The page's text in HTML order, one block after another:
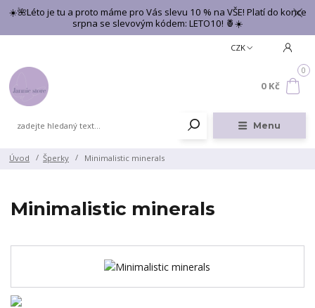
☀️🌺Léto je tu a proto máme pro Vás slevu 10 % na VŠE! Platí do konce
srpna se slevovým kódem: LETO10! 🍍☀️
Menu
CZK
0
0 Kč
Úvod Šperky Minimalistic minerals
Minimalistic minerals